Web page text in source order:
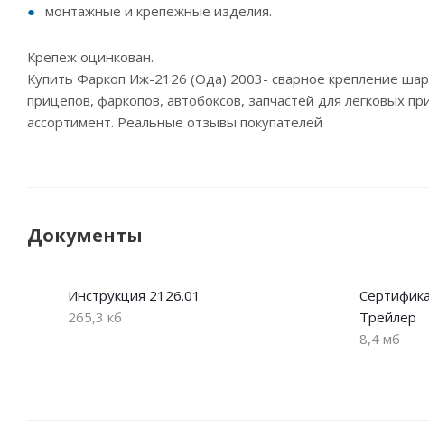
монтажные и крепежные изделия.
Крепеж оцинкован.
Купить Фаркоп Иж-2126 (Ода) 2003- сварное крепление
прицепов, фаркопов, автобоксов, запчастей для легковых
ассортимент. Реальные отзывы покупателей
Документы
Инструкция 2126.01
265,3 кб
Трейлер
8,4 мб